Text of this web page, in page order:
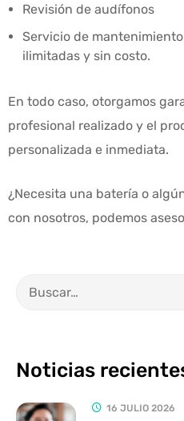
Revisión de audífonos
Servicio de
ilimitadas y sin costo.
En todo caso, otorgamos
profesional realizado y el
personalizada e inmediata.
¿Necesita una batería o
con nosotros, podemos
Noticias
16 JULIO 2026